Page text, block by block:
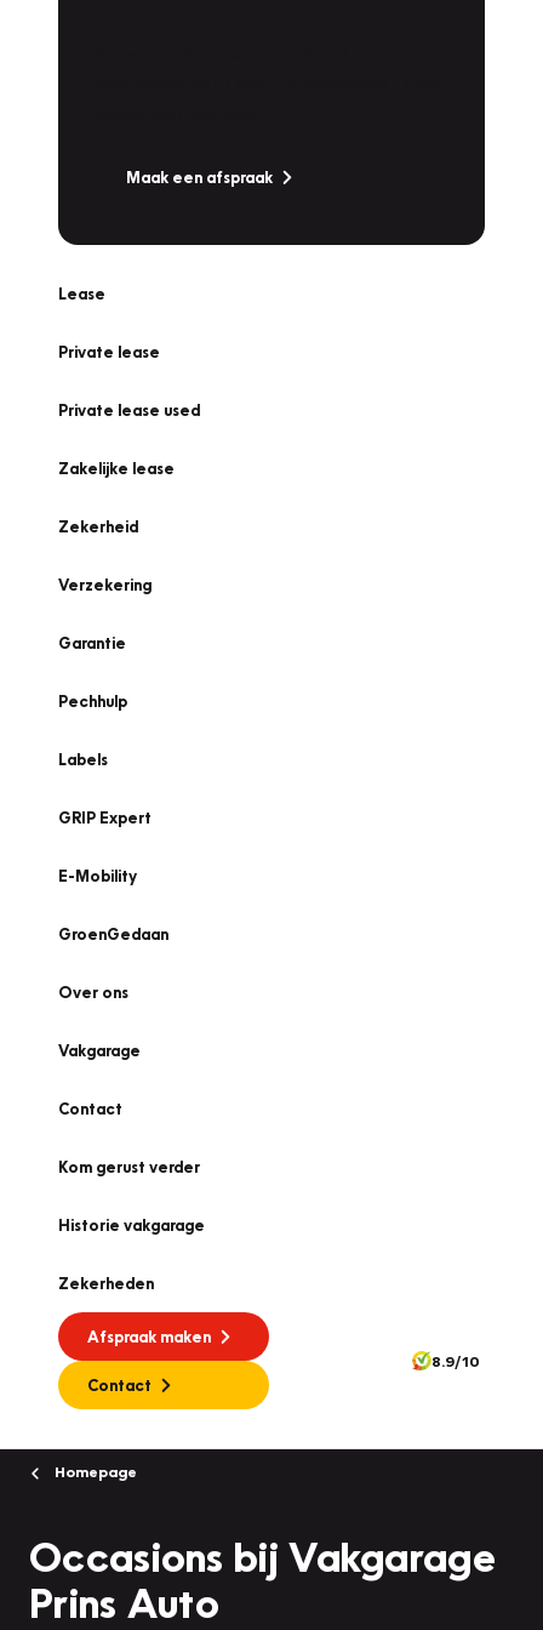
Maak een afspraak
Lease
Private lease
Private lease used
Zakelijke lease
Zekerheid
Verzekering
Garantie
Pechhulp
Labels
GRIP Expert
E-Mobility
GroenGedaan
Over ons
Vakgarage
Contact
Kom gerust verder
Historie vakgarage
Zekerheden
Afspraak maken
Contact
8.9/10
Homepage
Occasions bij Vakgarage
Prins Auto